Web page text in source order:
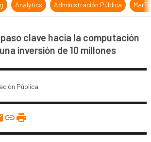
Analytics Administración Pública
clave hacia la computación
inversión de 10 millones
Pública